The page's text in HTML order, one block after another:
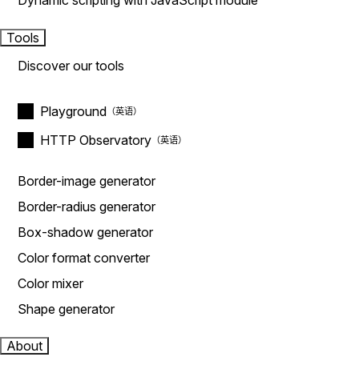
Tools
Discover our tools
Playground
HTTP Observatory
Border-image generator
Border-radius generator
Box-shadow generator
Color format converter
Color mixer
Shape generator
About